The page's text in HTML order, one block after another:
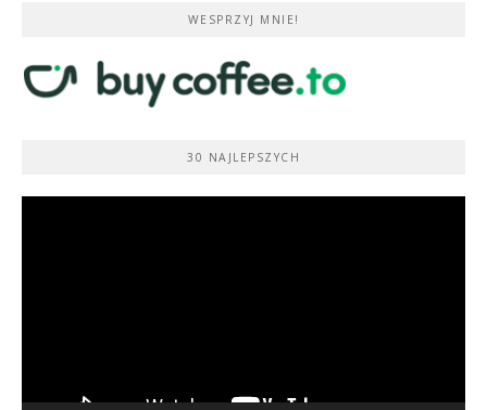
WESPRZYJ MNIE!
30 NAJLEPSZYCH